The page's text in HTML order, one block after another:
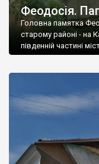
Феодосія.
Головна памятка
старому районі - на
південній частині